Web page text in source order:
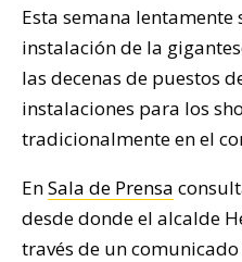
Esta semana lentamente
instalación de la
las decenas de puestos
instalaciones para los
tradicionalmente en el
EnSala de Prensa
desde donde el alcalde
través de un